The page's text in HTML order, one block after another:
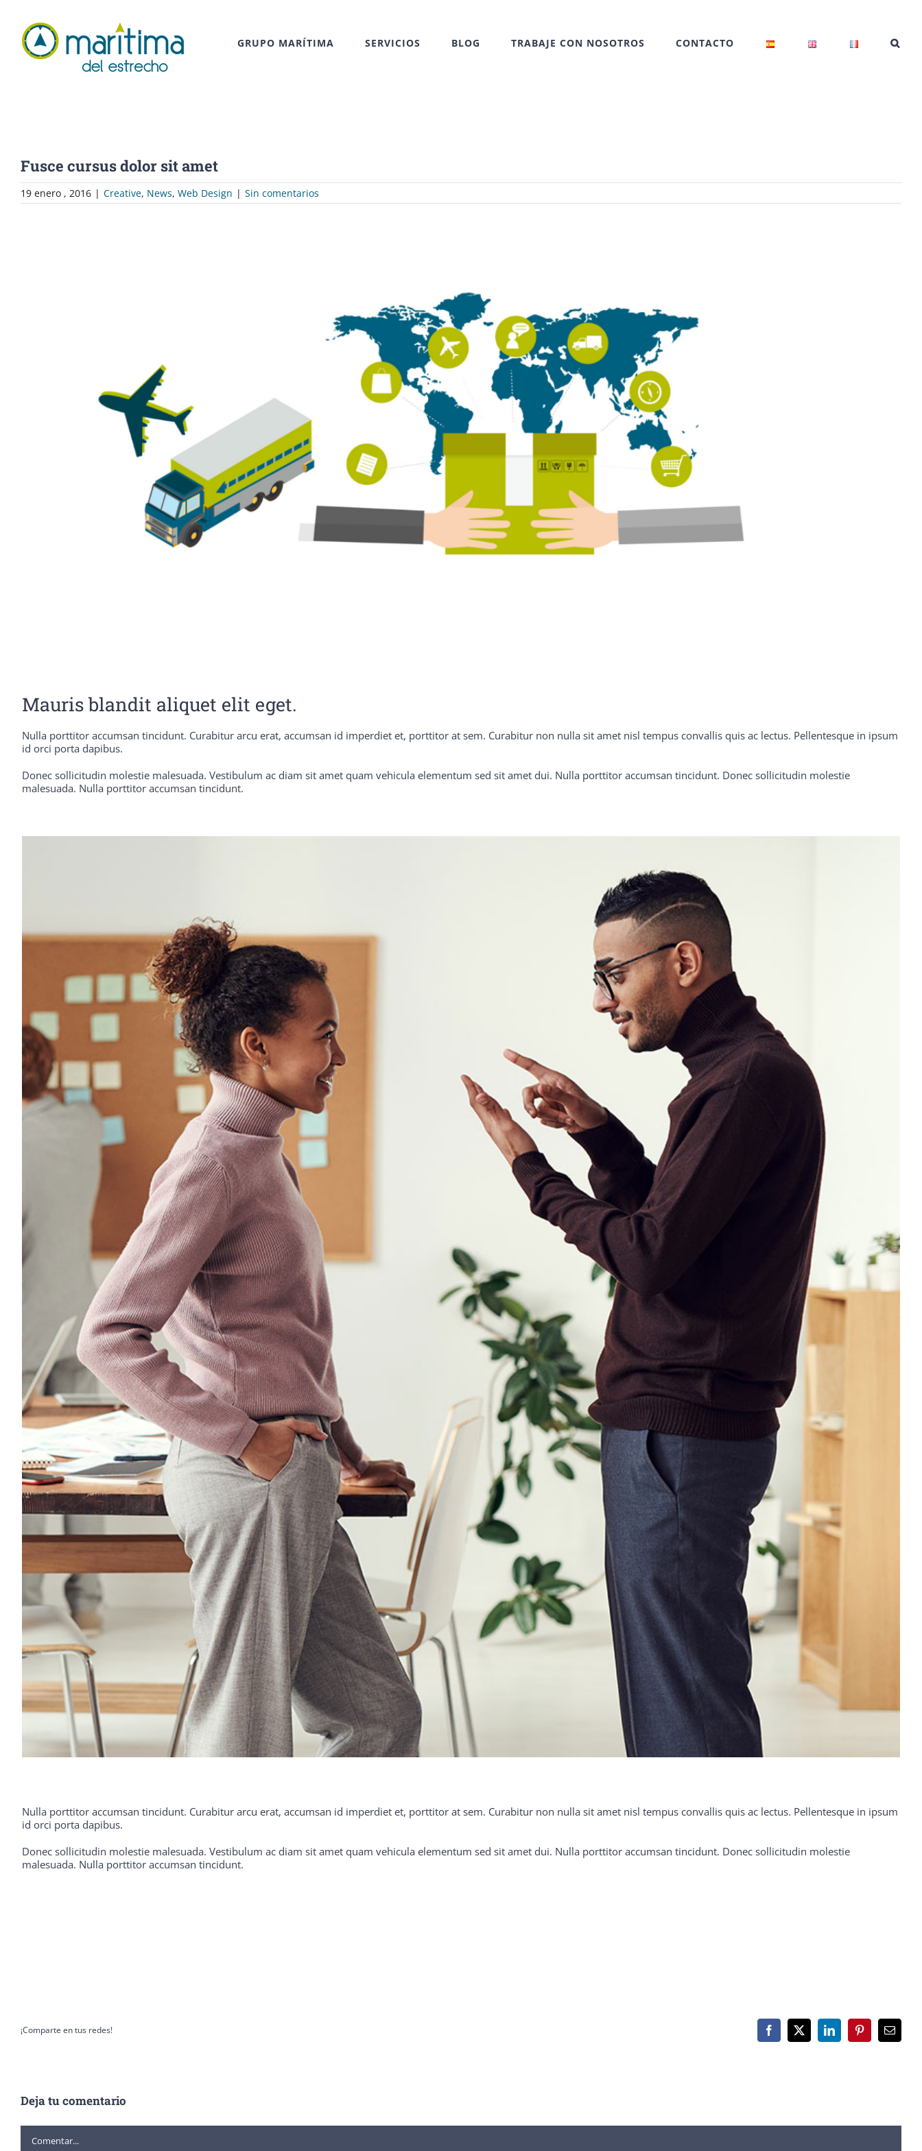
contenido
GRUPO MARÍTIMA SERVICIOS BLOG TRABAJE CON NOSOTROS CONTACTO
Fusce cursus dolor sit amet
19 enero , 2016 | Creative, News, Web Design | Sin comentarios
Mauris blandit aliquet elit eget.
Nulla porttitor accumsan tincidunt. Curabitur arcu erat, accumsan id imperdiet et, porttitor at sem. Curabitur non nulla sit amet nisl tempus convallis quis ac lectus. Pellentesque in ipsum
id orci porta dapibus.
Donec sollicitudin molestie malesuada. Vestibulum ac diam sit amet quam vehicula elementum sed sit amet dui. Nulla porttitor accumsan tincidunt. Donec sollicitudin molestie
malesuada. Nulla porttitor accumsan tincidunt.
Nulla porttitor accumsan tincidunt. Curabitur arcu erat, accumsan id imperdiet et, porttitor at sem. Curabitur non nulla sit amet nisl tempus convallis quis ac lectus. Pellentesque in ipsum
id orci porta dapibus.
Donec sollicitudin molestie malesuada. Vestibulum ac diam sit amet quam vehicula elementum sed sit amet dui. Nulla porttitor accumsan tincidunt. Donec sollicitudin molestie
malesuada. Nulla porttitor accumsan tincidunt.
¡Comparte en tus redes! FacebookTwitterLinkedInPinterestCorreo
Deja tu comentario